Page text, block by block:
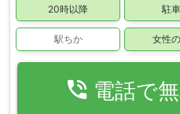
20時以降 駐
駅ちか 女性
phone_in_talk 電話で